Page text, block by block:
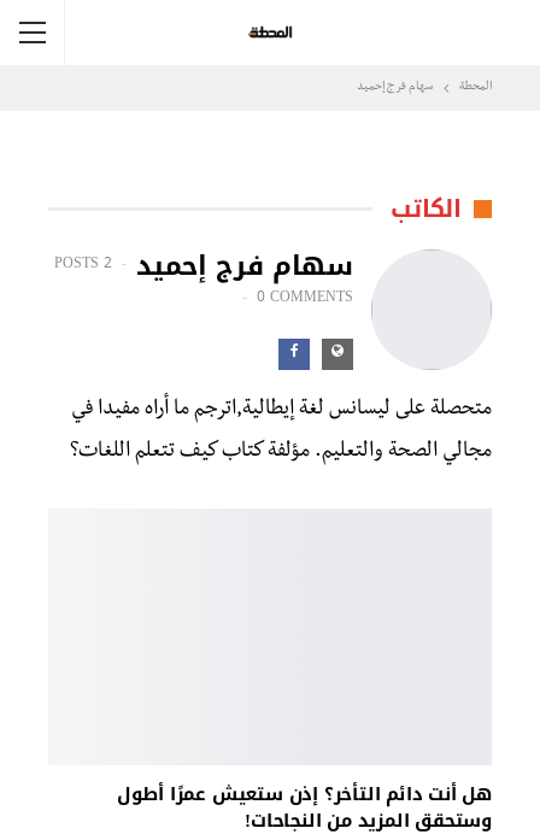
المحطة سهام فرج إحميد
الكاتب
سهام فرج إحميد
2 POSTS
0 COMMENTS
متحصلة على ليسانس لغة إيطالية,اترجم ما أراه مفيدا في
مجالي الصحة والتعليم. مؤلفة كتاب كيف تتعلم اللغات؟
هل أنت دائم التأخر؟ إذن ستعيش عمرًا أطول
وستحقق المزيد من النجاحات!